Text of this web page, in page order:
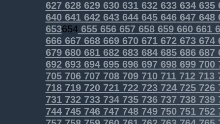
627628629630631632633634635
640641642643644645646647648
653654655656657658659660661
666667668669670671672673674
679680681682683684685686687
692693694695696697698699700
705706707708709710711712713
718719720721722723724725726
731732733734735736737 738739
744745746747748749750751752